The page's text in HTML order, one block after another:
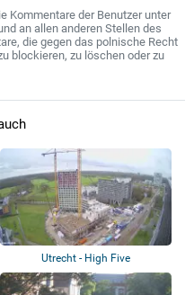
Kommentare der Benutzer unter
an allen anderen Stellen des
die gegen das polnische Recht
blockieren, zu löschen oder zu
Utrecht - High Five